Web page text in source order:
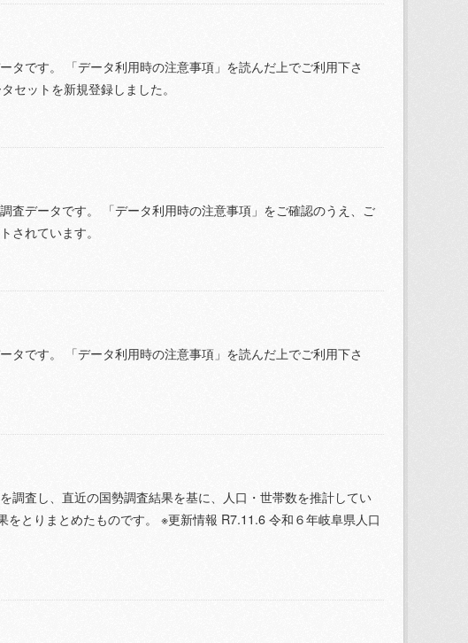
です。 「データ利用時の注意事項」を読んだ上でご利用下さ
セットを新規登録しました。
査データです。 「データ利用時の注意事項」をご確認のうえ、ご
されています。
です。 「データ利用時の注意事項」を読んだ上でご利用下さ
調査し、直近の国勢調査結果を基に、人口・世帯数を推計してい
とりまとめたものです。 ※更新情報 R7.11.6 令和６年岐阜県人口